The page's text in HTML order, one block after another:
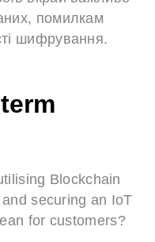
помилкам
шифрування.
Blockchain
securing an IoT
for customers?